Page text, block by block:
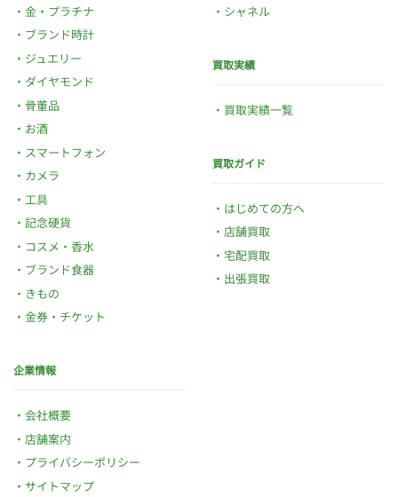
金・プラチナ
ブランド時計
ジュエリー
ダイヤモンド
骨董品
お酒
スマートフォン
カメラ
工具
記念硬貨
コスメ・香水
ブランド食器
きもの
金券・チケット
シャネル
買取実績
買取実績一覧
買取ガイド
はじめての方へ
店舗買取
宅配買取
出張買取
企業情報
会社概要
店舗案内
プライバシーポリシー
サイトマップ